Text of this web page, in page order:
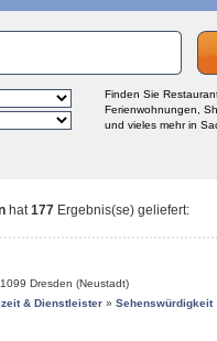
Finden Sie
Ferienwohnungen,
und vieles mehr in
hat177 Ergebnis(se) geliefert:
Dresden (Neustadt)
& Dienstleister » Sehenswürdigkeit